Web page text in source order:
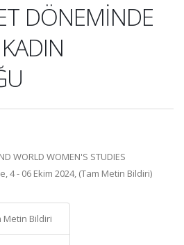
DÖNEMİNDE
WORLD WOMEN'S STUDIES
4 - 06 Ekim 2024, (Tam Metin Bildiri)
Metin Bildiri